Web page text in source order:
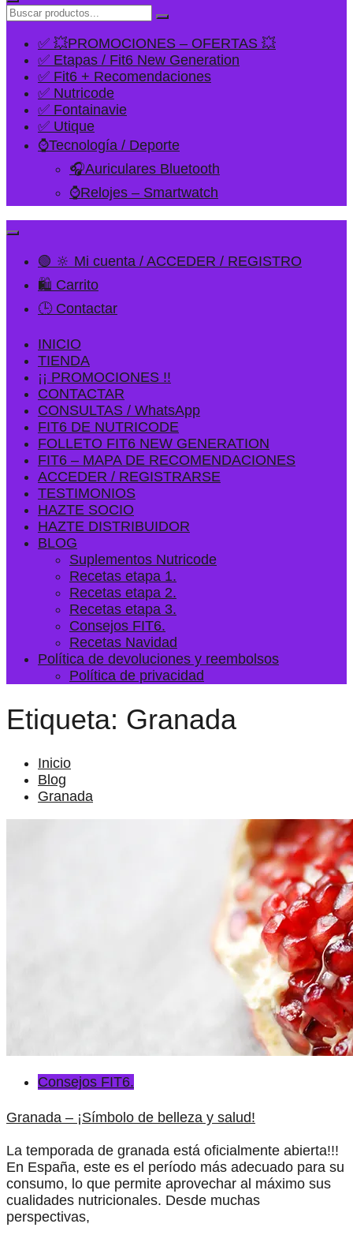
✅ 💥PROMOCIONES – OFERTAS 💥
✅ Etapas / Fit6 New Generation
✅ Fit6 + Recomendaciones
✅ Nutricode
✅ Fontainavie
✅ Utique
⌚Tecnología / Deporte
🎧Auriculares Bluetooth
⌚Relojes – Smartwatch
🟢 🔆 Mi cuenta / ACCEDER / REGISTRO
🛍️ Carrito
🕒 Contactar
INICIO
TIENDA
¡¡ PROMOCIONES !!
CONTACTAR
CONSULTAS / WhatsApp
FIT6 DE NUTRICODE
FOLLETO FIT6 NEW GENERATION
FIT6 – MAPA DE RECOMENDACIONES
ACCEDER / REGISTRARSE
TESTIMONIOS
HAZTE SOCIO
HAZTE DISTRIBUIDOR
BLOG
Suplementos Nutricode
Recetas etapa 1.
Recetas etapa 2.
Recetas etapa 3.
Consejos FIT6.
Recetas Navidad
Política de devoluciones y reembolsos
Política de privacidad
Etiqueta: Granada
Inicio
Blog
Granada
Consejos FIT6.
Granada – ¡Símbolo de belleza y salud!
La temporada de granada está oficialmente abierta!!!
En España, este es el período más adecuado para su
consumo, lo que permite aprovechar al máximo sus
cualidades nutricionales. Desde muchas
perspectivas,